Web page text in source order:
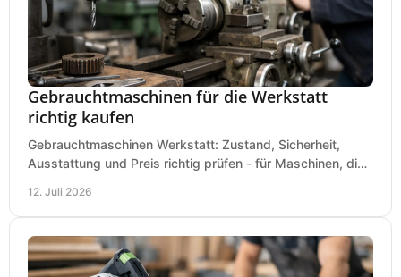
Gebrauchtmaschinen für die Werkstatt
richtig kaufen
Gebrauchtmaschinen Werkstatt: Zustand, Sicherheit,
Ausstattung und Preis richtig prüfen - für Maschinen, die
12. Juli 2026